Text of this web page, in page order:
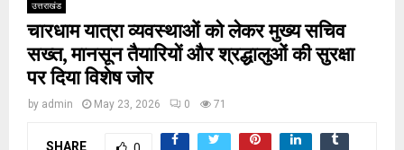
उत्तराखंड
चारधाम यात्रा व्यवस्थाओं को लेकर मुख्य सचिव
सख्त, मानसून तैयारियों और श्रद्धालुओं की सुरक्षा
पर दिया विशेष जोर
by admin May 23, 2026 0 71
SHARE